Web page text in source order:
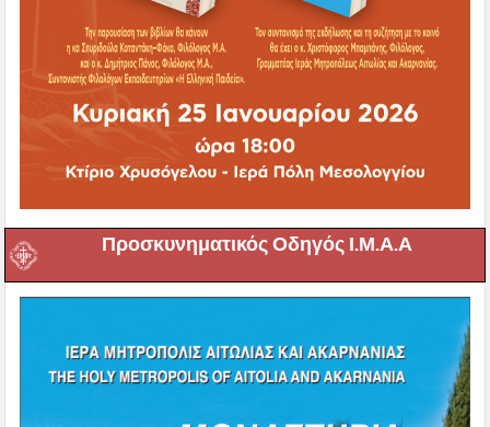
Προσκυνηματικός Οδηγός Ι.Μ.Α.Α